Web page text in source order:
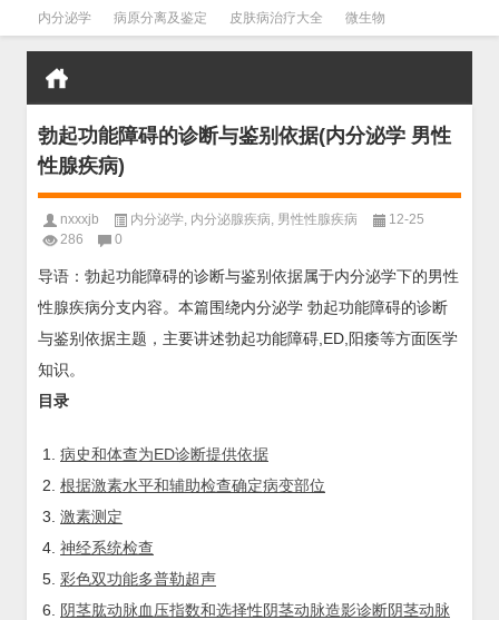
内分泌学 病原分离及鉴定 皮肤病治疗大全 微生物
皮肤病学 男科学 血液病学 心血管 口腔医学 禁戒毒品
勃起功能障碍的诊断与鉴别依据(内分泌学 男性
性腺疾病)
nxxxjb 内分泌学, 内分泌腺疾病, 男性性腺疾病
12-25
286
0
导语：勃起功能障碍的诊断与鉴别依据属于内分泌学下的男性
性腺疾病分支内容。本篇围绕内分泌学 勃起功能障碍的诊断
与鉴别依据主题，主要讲述勃起功能障碍,ED,阳痿等方面医学
知识。
目录
病史和体查为ED诊断提供依据
根据激素水平和辅助检查确定病变部位
激素测定
神经系统检查
彩色双功能多普勒超声
阴茎肱动脉血压指数和选择性阴茎动脉造影诊断阴茎动脉